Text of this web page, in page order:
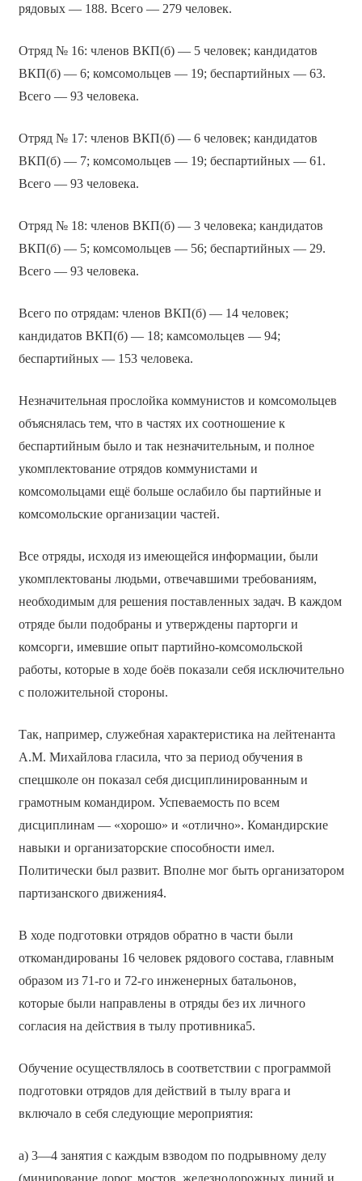
рядовых — 188. Всего — 279 человек.
Отряд № 16: членов ВКП(б) — 5 человек; кандидатов
ВКП(б) — 6; комсомольцев — 19; беспартийных — 63.
Всего — 93 человека.
Отряд № 17: членов ВКП(б) — 6 человек; кандидатов
ВКП(б) — 7; комсомольцев — 19; беспартийных — 61.
Всего — 93 человека.
Отряд № 18: членов ВКП(б) — 3 человека; кандидатов
ВКП(б) — 5; комсомольцев — 56; беспартийных — 29.
Всего — 93 человека.
Всего по отрядам: членов ВКП(б) — 14 человек;
кандидатов ВКП(б) — 18; камсомольцев — 94;
беспартийных — 153 человека.
Незначительная прослойка коммунистов и комсомольцев
объяснялась тем, что в частях их соотношение к
беспартийным было и так незначительным, и полное
укомплектование отрядов коммунистами и
комсомольцами ещё больше ослабило бы партийные и
комсомольские организации частей.
Все отряды, исходя из имеющейся информации, были
укомплектованы людьми, отвечавшими требованиям,
необходимым для решения поставленных задач. В каждом
отряде были подобраны и утверждены парторги и
комсорги, имевшие опыт партийно-комсомольской
работы, которые в ходе боёв показали себя исключительно
с положительной стороны.
Так, например, служебная характеристика на лейтенанта
А.М. Михайлова гласила, что за период обучения в
спецшколе он показал себя дисциплинированным и
грамотным командиром. Успеваемость по всем
дисциплинам — «хорошо» и «отлично». Командирские
навыки и организаторские способности имел.
Политически был развит. Вполне мог быть организатором
партизанского движения4.
В ходе подготовки отрядов обратно в части были
откомандированы 16 человек рядового состава, главным
образом из 71-го и 72-го инженерных батальонов,
которые были направлены в отряды без их личного
согласия на действия в тылу противника5.
Обучение осуществлялось в соответствии с программой
подготовки отрядов для действий в тылу врага и
включало в себя следующие мероприятия:
а) 3—4 занятия с каждым взводом по подрывному делу
(минирование дорог, мостов, железнодорожных линий и